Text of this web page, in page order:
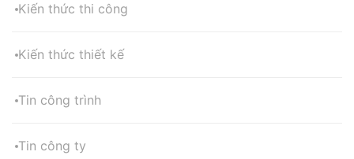
Kiến thức thi công
Kiến thức thiết kế
Tin công trình
Tin công ty